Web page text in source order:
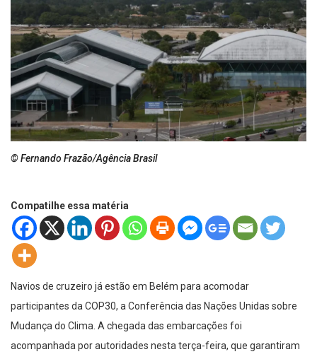
© Fernando Frazão/Agência Brasil
Compatilhe essa matéria
Navios de cruzeiro já estão em Belém para acomodar
participantes da COP30, a Conferência das Nações Unidas sobre
Mudança do Clima. A chegada das embarcações foi
acompanhada por autoridades nesta terça-feira, que garantiram